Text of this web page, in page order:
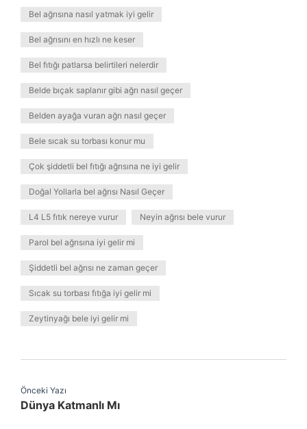
Bel ağrısına nasıl yatmak iyi gelir
Bel ağrısını en hızlı ne keser
Bel fıtığı patlarsa belirtileri nelerdir
Belde bıçak saplanır gibi ağrı nasıl geçer
Belden ayağa vuran ağrı nasıl geçer
Bele sıcak su torbası konur mu
Çok şiddetli bel fıtığı ağrısına ne iyi gelir
Doğal Yollarla bel ağrısı Nasıl Geçer
L4 L5 fıtık nereye vurur Neyin ağrısı bele vurur
Parol bel ağrısına iyi gelir mi
Şiddetli bel ağrısı ne zaman geçer
Sıcak su torbası fıtığa iyi gelir mi
Zeytinyağı bele iyi gelir mi
Önceki Yazı
Dünya Katmanlı Mı